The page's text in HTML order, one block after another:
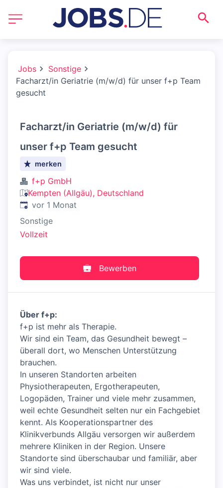
Jobs
Sonstige
Facharzt/in Geriatrie (m/w/d) für unser f+p Team
gesucht
Facharzt/in Geriatrie (m/w/d) für
unser f+p Team gesucht
merken
f+p GmbH
Kempten (Allgäu), Deutschland
Veröffentlicht:
vor 1 Monat
Sonstige
Vollzeit
Bewerben
Über f+p:
f+p ist mehr als Therapie.
Wir sind ein Team, das Gesundheit bewegt –
überall dort, wo Menschen Unterstützung
brauchen.
In unseren Standorten arbeiten
Physiotherapeuten, Ergotherapeuten,
Logopäden, Trainer und viele mehr zusammen,
weil echte Gesundheit selten nur ein Fachgebiet
kennt. Als Kooperationspartner des
Klinikverbunds Allgäu versorgen wir außerdem
mehrere Kliniken in der Region. Unsere
Standorte sind überschaubar und familiär, aber
wir sind viele.
Was uns verbindet, ist nicht nur unser